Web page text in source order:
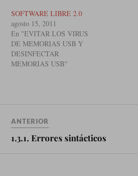
lenguaje de bajo nivel: Un
lenguaje de programación
diseñado para ser fácil de
ejecutar para…
SOFTWARE LIBRE 2.0
agosto 15, 2011
En "EVITAR LOS VIRUS
DE MEMORIAS USB Y
DESINFECTAR
MEMORIAS USB"
ANTERIOR
1.3.1. Errores sintácticos